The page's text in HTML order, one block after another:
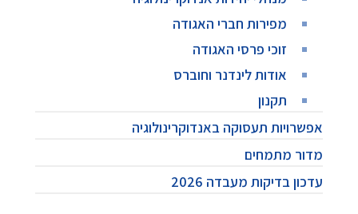
מפירות חברי האגודה
זוכי פרסי האגודה
אודות לינדנר וחוברס
תקנון
אפשרויות תעסוקה באנדוקרינולוגיה
מדור מתמחים
עדכון בדיקות מעבדה 2026